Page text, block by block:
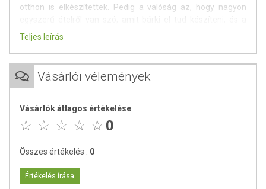
otthon is elkészítettek. Pedig a valóság az, hogy nagyon
siker garantált!
Összetevők:só, füstsó (só, természetes füstkivonat,
fűszerek), bors, fokhagyma, vöröshagyma, paprika.
Tartósítószert és adalékanyagot nem tartalmaz.
szintén nagyon csípős, de kissé más ízhatással rendelkezik.
A zöldborsnak pedig kevésbé csípős, friss, enyhén
édeskésen fűszeresig nagyon sokféle lehet. A fokhagyma
jellegzetes ízt kölcsönöz salátáknak, szendvicskrémeknek,
Teljes leírás
Vásárlói vélemények
Vásárlók átlagos értékelése
0
Összes értékelés : 0
Értékelés írása